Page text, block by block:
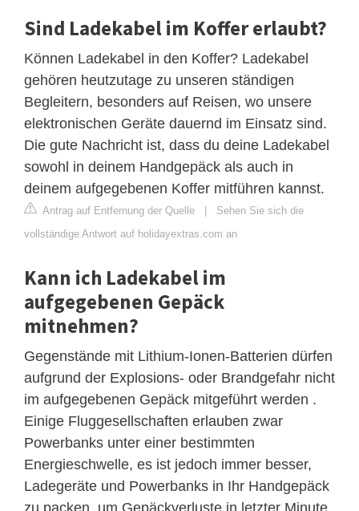
Sind Ladekabel im Koffer erlaubt?
Können Ladekabel in den Koffer? Ladekabel
gehören heutzutage zu unseren ständigen
Begleitern, besonders auf Reisen, wo unsere
elektronischen Geräte dauernd im Einsatz sind.
Die gute Nachricht ist, dass du deine Ladekabel
sowohl in deinem Handgepäck als auch in
deinem aufgegebenen Koffer mitführen kannst.
Antrag auf Entfernung der Quelle | Sehen Sie sich die
vollständige Antwort auf holidayextras.com an
Kann ich Ladekabel im
aufgegebenen Gepäck
mitnehmen?
Gegenstände mit Lithium-Ionen-Batterien dürfen
aufgrund der Explosions- oder Brandgefahr nicht
im aufgegebenen Gepäck mitgeführt werden .
Einige Fluggesellschaften erlauben zwar
Powerbanks unter einer bestimmten
Energieschwelle, es ist jedoch immer besser,
Ladegeräte und Powerbanks in Ihr Handgepäck
zu packen, um Gepäckverluste in letzter Minute